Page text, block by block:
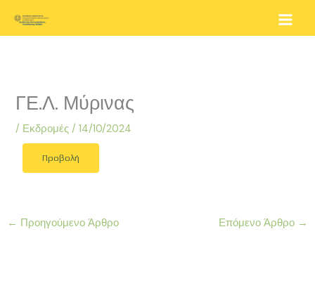
στο
ΓΕ.Λ. Μύρινας
/ Εκδρομές /14/10/2024
Προβολή
← Προηγούμενο Άρθρο Επόμενο Άρθρο →